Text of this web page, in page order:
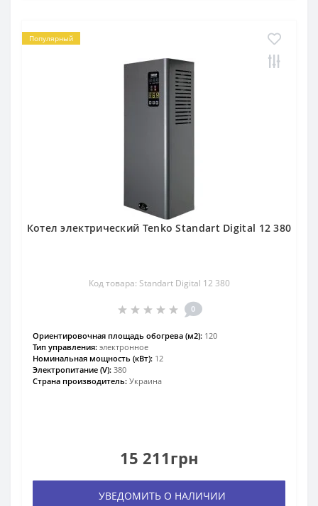
Популярный
Котел электрический Tenko Standart Digital 12 380
Код товара: Standart Digital 12 380
0
Ориентировочная площадь обогрева (м2): 120
Тип управления: электронное
Номинальная мощность (кВт): 12
Электропитание (V): 380
Страна производитель: Украина
15 211грн
УВЕДОМИТЬ О НАЛИЧИИ